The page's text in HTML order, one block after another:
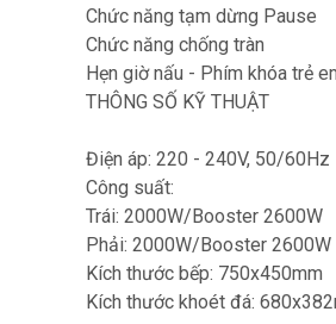
Chức năng tạm dừng Pause
Chức năng chống tràn
Hẹn giờ nấu - Phím khóa trẻ
THÔNG SỐ KỸ THUẬT
Điện áp: 220 - 240V, 50/60Hz
Công suất:
Trái: 2000W/Booster 2600W
Phải: 2000W/Booster 2600W
Kích thước bếp: 750x450mm
Kích thước khoét đá: